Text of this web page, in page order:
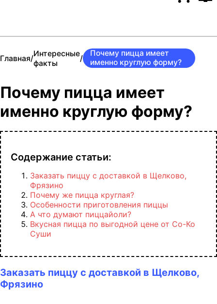
Главная/Интересные
факты
/
Почему пицца имеет
именно круглую форму?
Почему пицца имеет
именно круглую форму?
Содержание статьи:
Заказать пиццу с доставкой в Щелково,
Фрязино
Почему же пицца круглая?
Особенности приготовления пиццы
А что думают пиццайоли?
Вкусная пицца по выгодной цене от Со-Ко
Суши
Заказать пиццу с доставкой в Щелково,
Фрязино